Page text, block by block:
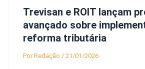
Trevisan e ROIT lançam
avançado sobre
reforma tributária
PorRedação / 21/01/2026